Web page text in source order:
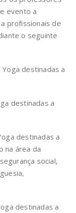
evento a
profissionais de
o seguinte
Yoga destinadas a
destinadas a
destinadas a
na área da
social,
destinadas a